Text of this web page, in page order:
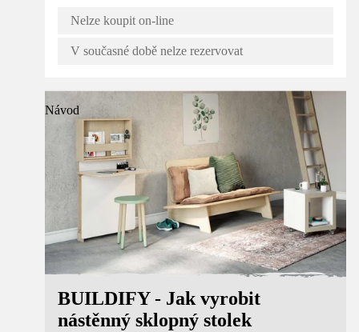
Nelze koupit on-line
V současné době nelze rezervovat
Návod
BUILDIFY - Jak vyrobit
nástěnný sklopný stolek